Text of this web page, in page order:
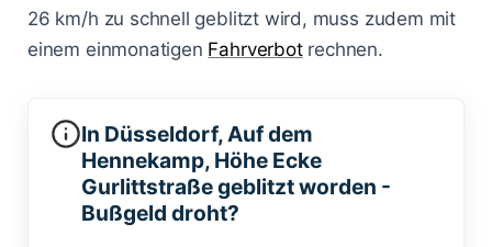
Zeugenfragebogen
§ 67 OWiG
Berlin - Schönhauser Allee
Hamburg - Behringstraße
Köln - Aachener Straße
Köln - Innere Kanalstraße
26 km/h zu schnell geblitzt wird, muss zudem mit
einem einmonatigen Fahrverbotrechnen.
In Düsseldorf, Auf dem
Hennekamp, Höhe Ecke
Gurlittstraße geblitzt worden -
Bußgeld droht?